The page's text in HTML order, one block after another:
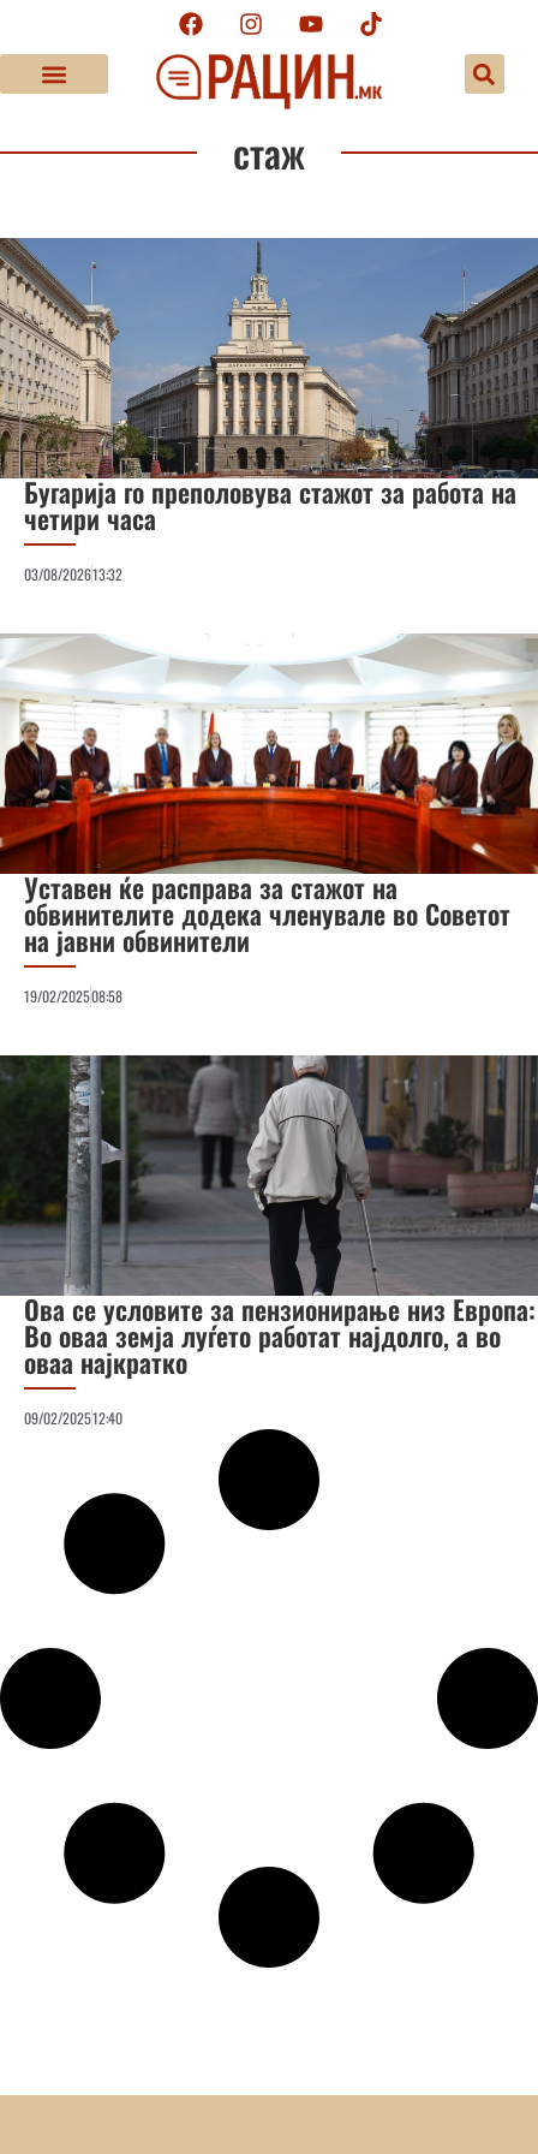
стаж
Бугарија го преполовува стажот за работа на
четири часа
03/08/202613:32
Уставен ќе расправа за стажот на
обвинителите додека членувале во Советот
на јавни обвинители
19/02/202508:58
Ова се условите за пензионирање низ Европа:
Во оваа земја луѓето работат најдолго, а во
оваа најкратко
09/02/202512:40